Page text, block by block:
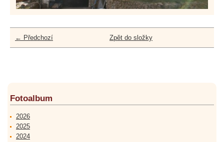
← Předchozí Zpět do složky
Fotoalbum
2026
2025
2024